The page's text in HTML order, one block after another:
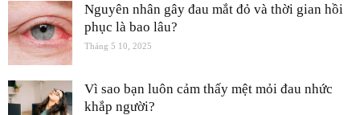
Nguyên nhân gây đau mắt đỏ và thời gian hồi
phục là bao lâu?
Tháng 5 10, 2025
Vì sao bạn luôn cảm thấy mệt mỏi đau nhức
khắp người?